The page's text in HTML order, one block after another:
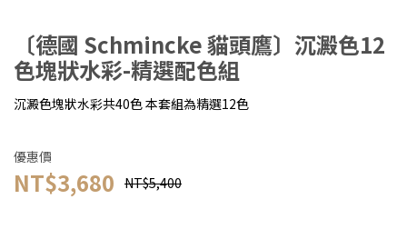
〔德國 Schmincke 貓頭鷹〕沉澱色12
色塊狀水彩-精選配色組
沉澱色塊狀水彩共40色 本套組為精選12色
優惠價
NT$3,680 NT$5,400